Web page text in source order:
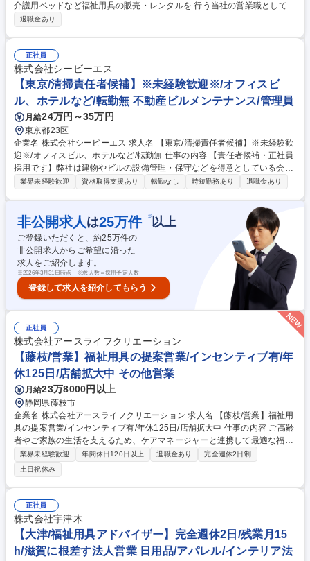
介護用ベッドなど福祉用具の販売・レンタルを 行う当社の営業職として、
病院や福祉施設に対する法人営業(販売メイン) と、個人の利用者様向けの
の選定と提案、取扱説明、納品まで。また半年に一度、納品した商品のチ
ェックや利用者様の状態を確認し、必要に応じて用具の再選定を行うなど
顧客サポートにも力を入れており、1人1人の要望を汲み取った営業を行う
ことができます。営業1名あたり100名前後のお客様を担当しますが、長
期の関係構築ができる場合も多くあります。 募集職種 【札幌市/営業】未
経験歓迎/福祉用具レンタル/年休120日/18時退社/残業ゼロ
退職金あり
正社員
株式会社シービーエス
【東京/清掃責任者候補】※未経験歓迎※/オフィスビ
ル、ホテルなど/転勤無 不動産ビルメンテナンス/管理員
月給24万円～35万円
東京都23区
企業名 株式会社シービーエス 求人名 【東京/清掃責任者候補】※未経験歓
迎※/オフィスビル、ホテルなど/転勤無 仕事の内容 【責任者候補・正社員
採用です】弊社は建物やビルの設備管理・保守などを得意としている会社
です。そんな当社にて清掃責任者候補を募集します。物件は弊社が管理し
ル、ホテル等の清掃作業全般 ・スタッフの労務管理（シフト作成・勤怠管
理など）、教育 ・清掃の品質チェック ・洗剤・用具など備品の在庫管理
・お客様とのやり取り（現場要望のヒアリングや改善提案） ・本部への業
務報告 募集職種 【東京/清掃責任者候補】※未経験歓迎※/オフィスビル、
ホテルなど/転勤無
業界未経験歓迎 資格取得支援あり 転勤なし 時短勤務あり 退職金あり
非公開求人 は25万件 ※以上
ご登録いただくと、約25万件の
非公開求人からご希望に沿った
求人をご紹介します。
※2026年3月31日時点 ※求人数＝採用予定人数
登録して求人を紹介してもらう
正社員
株式会社アースライフクリエーション
【藤枝/営業】福祉用具の提案営業/インセンティブ有/年
休125日/店舗拡大中 その他営業
月給23万8000円以上
静岡県藤枝市
企業名 株式会社アースライフクリエーション 求人名 【藤枝/営業】福祉用
具の提案営業/インセンティブ有/年休125日/店舗拡大中 仕事の内容 ご高齢
者やご家族の生活を支えるため、ケアマネージャーと連携して最適な福祉
用具を提案・提供する仕事です。信頼関係を築き、地域医療・介護のチー
ムの一員として安全で快適な在宅生活の実現に貢献します。 既存の居宅介
護支援事業所を訪問しケアマネージャーと信頼を築くことから始まりま
す。ご紹介いただいたご利用者様の状況を伺い、最適な福祉用具を提案・
納品します。重量物の搬入は協力会社と連携しますが自身で対応すること
もあり体力も活かせます。月10件のレンタル目標や販売目標があり、達成
度に応じたインセンティブで頑張りが直接還元され、将来の幹部候補とし
て成長できるやりがいと納得感のある環境です。 募集職種 【藤枝/営業】
福祉用具の提案営業/インセンティブ有/年休125日/店舗拡大中
業界未経験歓迎 年間休日120日以上 退職金あり
完全週休2日制
土日祝休み
正社員
株式会社宇津木
【大津/福祉用具アドバイザー】完全週休2日/残業月15
h/滋賀に根差す法人営業 日用品/アパレル/インテリア法